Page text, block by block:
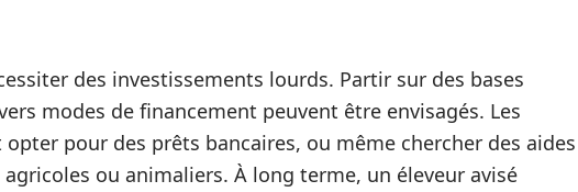
des investissements lourds. Partir sur des bases
modes de financement peuvent être envisagés. Les
pour des prêts bancaires, ou même chercher des aides
ou animaliers. À long terme, un éleveur avisé